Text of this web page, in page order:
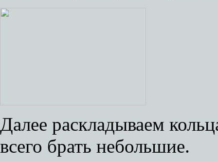
Далее раскладываем
всего брать небольшие.